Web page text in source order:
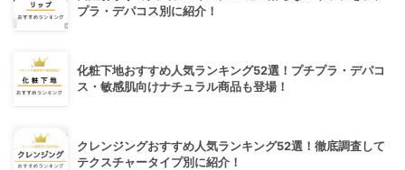
プラ・デパコス別に紹介！
化粧下地おすすめ人気ランキング52選！プチプラ・デパコ
ス・敏感肌向けナチュラル商品も登場！
クレンジングおすすめ人気ランキング52選！徹底調査して
テクスチャータイプ別に紹介！